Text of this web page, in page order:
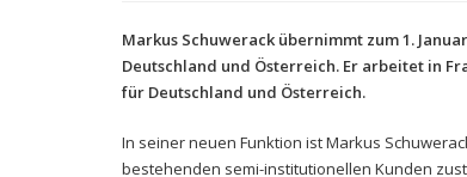
Markus Schuwerack übernimmt zum 1.
Deutschland und Österreich. Er arbeitet in
für Deutschland und Österreich.
In seiner neuen Funktion ist Markus
bestehenden semi-institutionellen Kunden